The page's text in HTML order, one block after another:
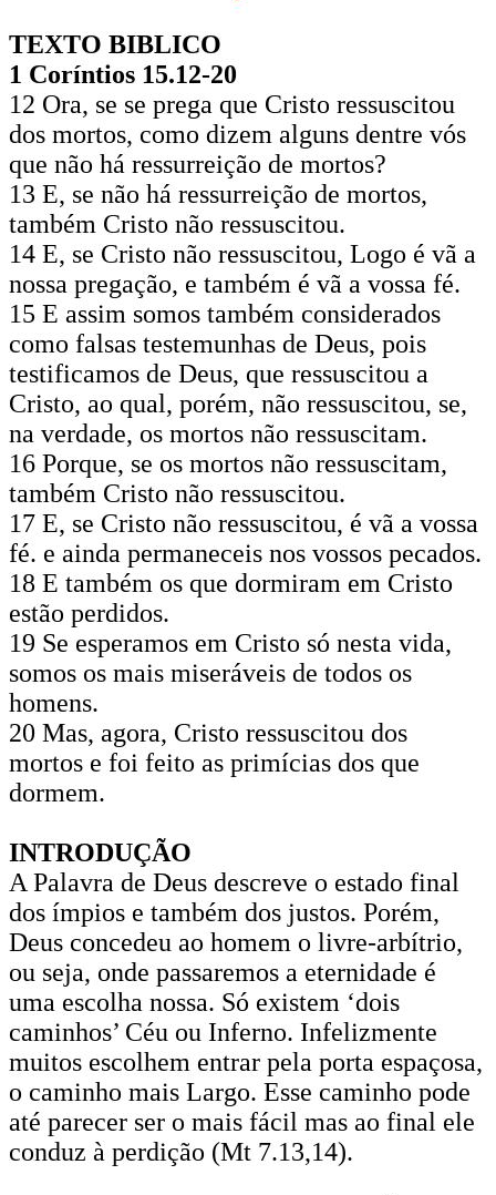
TEXTO BIBLICO
1 Coríntios 15.12-20
12 Ora, se se prega que Cristo ressuscitou
dos mortos, como dizem alguns dentre vós
que não há ressurreição de mortos?
13 E, se não há ressurreição de mortos,
também Cristo não ressuscitou.
14 E, se Cristo não ressuscitou, Logo é vã a
nossa pregação, e também é vã a vossa fé.
15 E assim somos também considerados
como falsas testemunhas de Deus, pois
testificamos de Deus, que ressuscitou a
Cristo, ao qual, porém, não ressus­citou, se,
na verdade, os mortos não ressuscitam.
16 Porque, se os mortos não ressuscitam,
também Cristo não ressuscitou.
17 E, se Cristo não ressuscitou, é vã a vossa
fé. e ainda permaneceis nos vossos pecados.
18 E também os que dormiram em Cristo
estão perdidos.
19 Se esperamos em Cristo só nesta vida,
somos os mais miseráveis de todos os
homens.
20 Mas, agora, Cristo ressuscitou dos
mortos e foi feito as primícias dos que
dormem.
INTRODUÇÃO
A Palavra de Deus descreve o es­tado final
dos ímpios e também dos justos. Porém,
Deus concedeu ao homem o livre-arbítrio,
ou seja, onde passaremos a eternidade é
uma escolha nossa. Só existem ‘dois
caminhos’ Céu ou Inferno. Infelizmente
muitos escolhem en­trar pela porta espaçosa,
o caminho mais Largo. Esse caminho pode
até parecer ser o mais fácil mas ao final ele
conduz à perdição (Mt 7.13,14).